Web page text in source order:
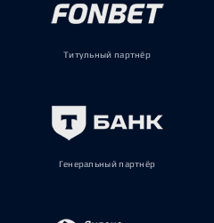
Титульный партнёр
Генеральный партнёр